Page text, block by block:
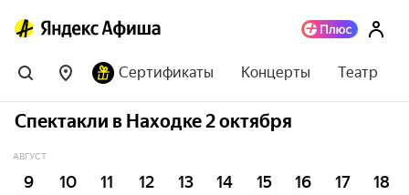
Сертификаты Концерты Театр
Спектакли в Находке 2 октября
АВГУСТ
9 10 11 12 13 14 15 16 17 18